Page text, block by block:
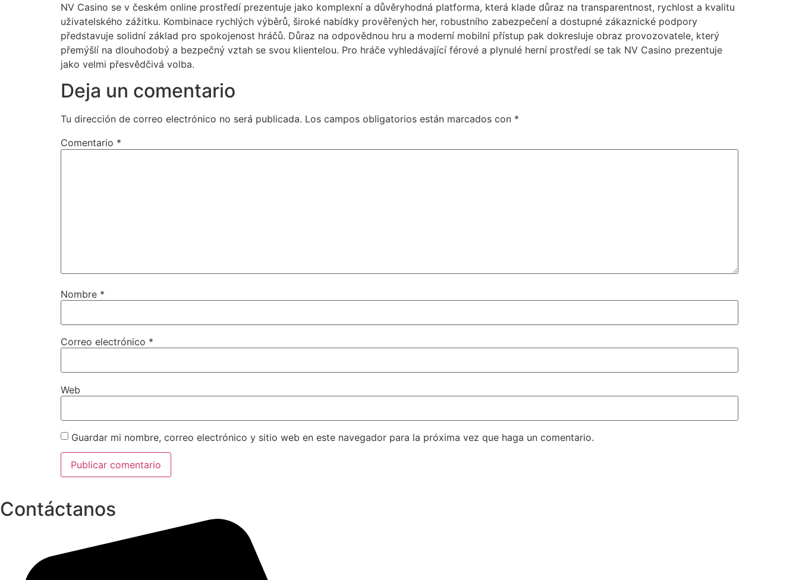
NV Casino se v českém online prostředí prezentuje jako komplexní a důvěryhodná platforma, která klade důraz na transparentnost, rychlost a kvalitu
uživatelského zážitku. Kombinace rychlých výběrů, široké nabídky prověřených her, robustního zabezpečení a dostupné zákaznické podpory
představuje solidní základ pro spokojenost hráčů. Důraz na odpovědnou hru a moderní mobilní přístup pak dokresluje obraz provozovatele, který
přemýšlí na dlouhodobý a bezpečný vztah se svou klientelou. Pro hráče vyhledávající férové a plynulé herní prostředí se tak NV Casino prezentuje
jako velmi přesvědčivá volba.
Deja un comentario
Tu dirección de correo electrónico no será publicada. Los campos obligatorios están marcados con *
Comentario *
Nombre *
Correo electrónico *
Web
Guardar mi nombre, correo electrónico y sitio web en este navegador para la próxima vez que haga un comentario.
Contáctanos